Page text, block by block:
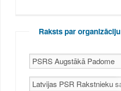
Raksts par organizāciju